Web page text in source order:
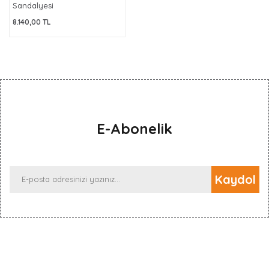
Sandalyesi
8.140,00 TL
E-Abonelik
Kaydol